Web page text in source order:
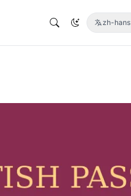
zh-hans